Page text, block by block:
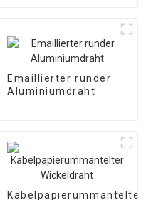
Emaillierter runder
Aluminiumdraht
Kabelpapierummantelter